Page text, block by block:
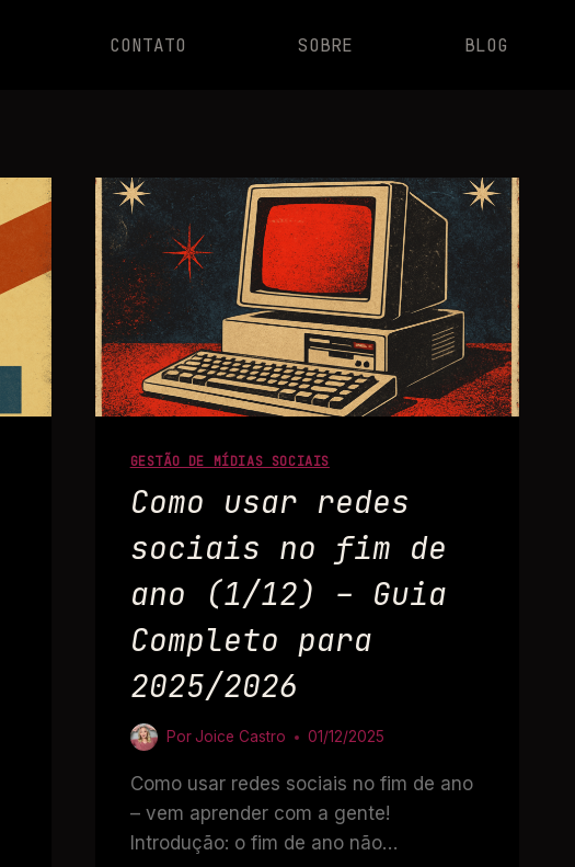
CONTATO SOBRE BLOG
GESTÃO DE MÍDIAS SOCIAIS
Como usar redes
sociais no fim de
ano (1/12) – Guia
Completo para
2025/2026
Por Joice Castro 01/12/2025
Como usar redes sociais no fim de ano
– vem aprender com a gente!
Introdução: o fim de ano não…